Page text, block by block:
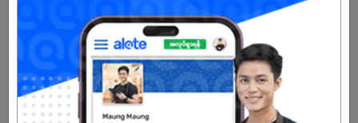
မှတ်ပုံတင်မယ်
နောက်ထပ်အလားတူအလုပ်များ
Admin Staff
ITM Group of Companies